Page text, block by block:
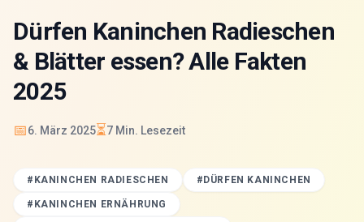
Dürfen Kaninchen Radieschen
& Blätter essen? Alle Fakten
2025
📅6. März 2025⏳7 Min. Lesezeit
# KANINCHEN RADIESCHEN # DÜRFEN KANINCHEN
# KANINCHEN ERNÄHRUNG